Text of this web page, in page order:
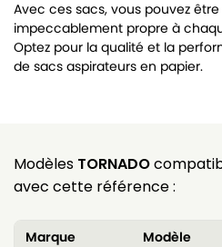
Avec ces sacs, vous pouvez
impeccablement propre à
Optez pour la qualité et la
de sacs aspirateurs en papier.
Modèles TORNADO
avec cette référence :
Marque
Modèle